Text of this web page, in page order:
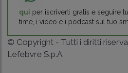
qui per iscriverti gratis e seguire
time, i video e i podcast sul tuo
© Copyright - Tutti i diritti
Lefebvre S.p.A.